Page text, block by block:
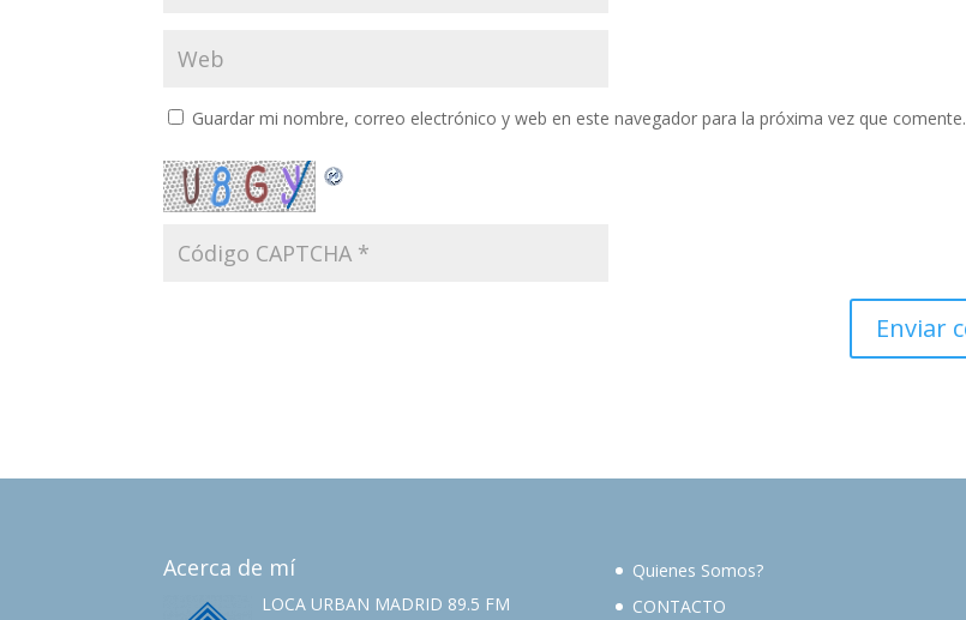
Guardar mi nombre, correo electrónico y web en este navegador para la próxima vez que comente.
Acerca de mí
LOCA URBAN MADRID 89.5 FM
Quienes Somos?
CONTACTO